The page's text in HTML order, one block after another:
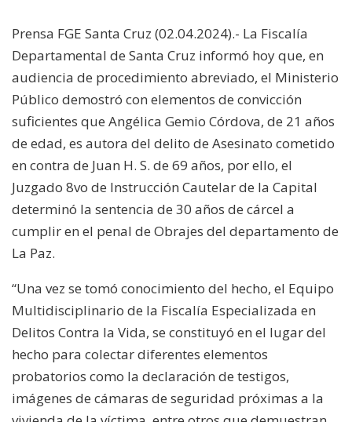
Prensa FGE Santa Cruz (02.04.2024).- La Fiscalía
Departamental de Santa Cruz informó hoy que, en
audiencia de procedimiento abreviado, el Ministerio
Público demostró con elementos de convicción
suficientes que Angélica Gemio Córdova, de 21 años
de edad, es autora del delito de Asesinato cometido
en contra de Juan H. S. de 69 años, por ello, el
Juzgado 8vo de Instrucción Cautelar de la Capital
determinó la sentencia de 30 años de cárcel a
cumplir en el penal de Obrajes del departamento de
La Paz.
“Una vez se tomó conocimiento del hecho, el Equipo
Multidisciplinario de la Fiscalía Especializada en
Delitos Contra la Vida, se constituyó en el lugar del
hecho para colectar diferentes elementos
probatorios como la declaración de testigos,
imágenes de cámaras de seguridad próximas a la